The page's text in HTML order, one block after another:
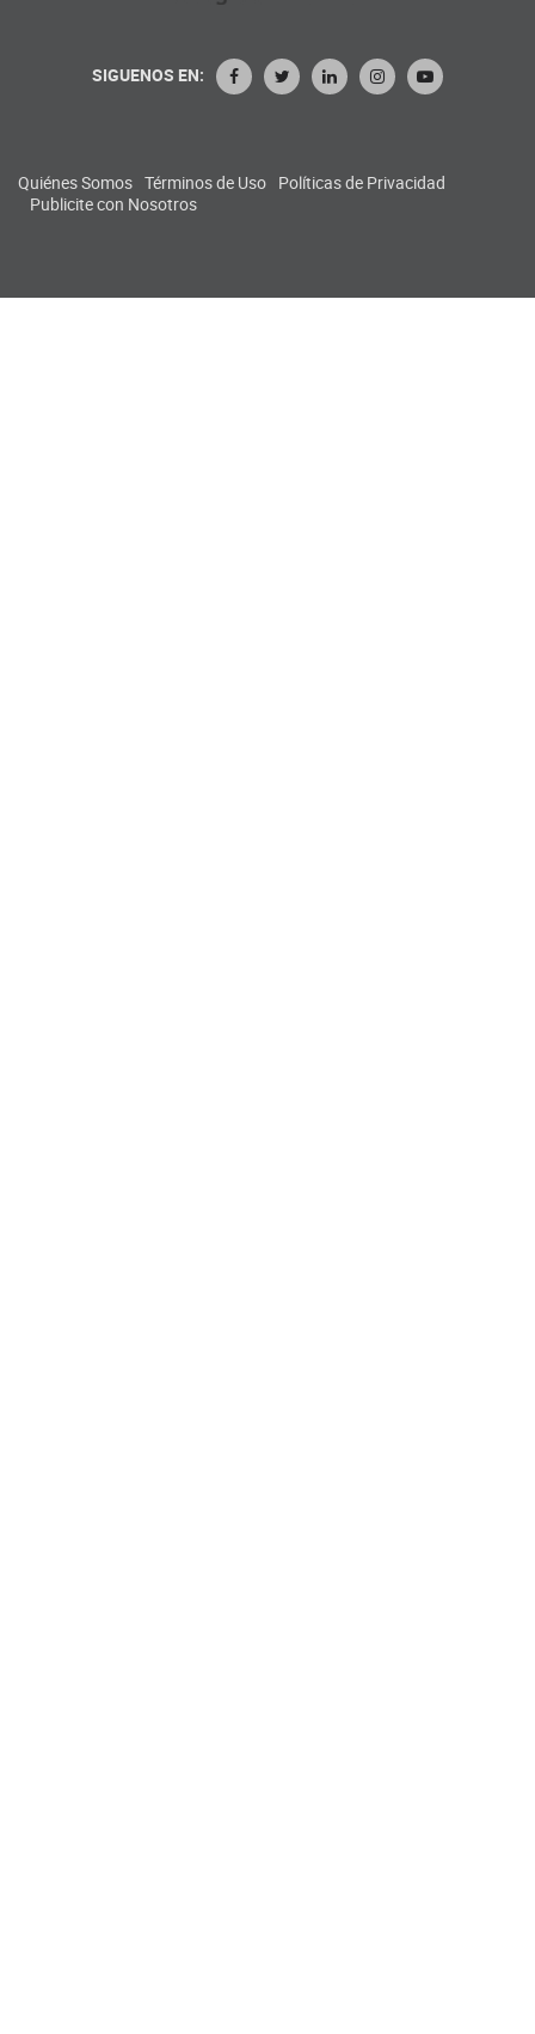
SIGUENOS EN:
Quiénes Somos Términos de Uso Políticas de Privacidad
Publicite con Nosotros